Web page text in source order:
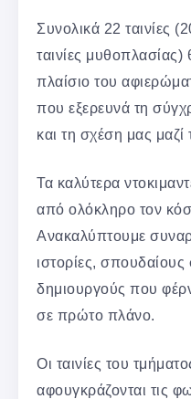
Συνολικά 22 ταινίες
ταινίες
πλαίσιο του
που εξερευνά τη
και τη σχέση μας μαζί
Τα καλύτερα
από ολόκληρο τον
Ανακαλύπτουμε
ιστορίες,
δημιουργούς που
σε πρώτο πλάνο.
Οι ταινίες του
αφουγκράζονται τις